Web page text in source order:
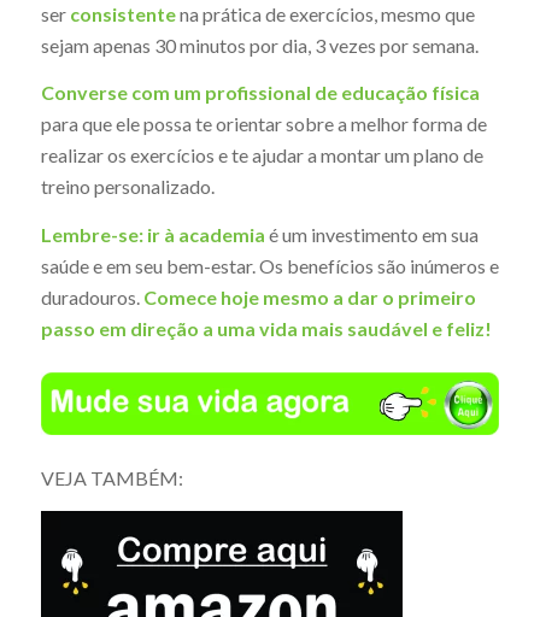
ser consistentena prática de exercícios, mesmo que
sejam apenas 30 minutos por dia, 3 vezes por semana.
Converse com um profissional de educação física
para que ele possa te orientar sobre a melhor forma de
realizar os exercícios e te ajudar a montar um plano de
treino personalizado.
Lembre-se: ir à academia é um investimento em sua
saúde e em seu bem-estar. Os benefícios são inúmeros e
duradouros. Comece hoje mesmo a dar o primeiro
passo em direção a uma vida mais saudável e feliz!
VEJA TAMBÉM: